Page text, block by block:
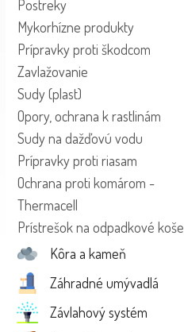
Postreky
Mykorhízne produkty
Prípravky proti škodcom
Zavlažovanie
Sudy (plast)
Opory, ochrana k rastlinám
Sudy na dažďovú vodu
Prípravky proti riasam
Ochrana proti komárom -
Thermacell
Prístrešok na odpadkové koše
Kôra a kameň
Záhradné umývadlá
Závlahový systém